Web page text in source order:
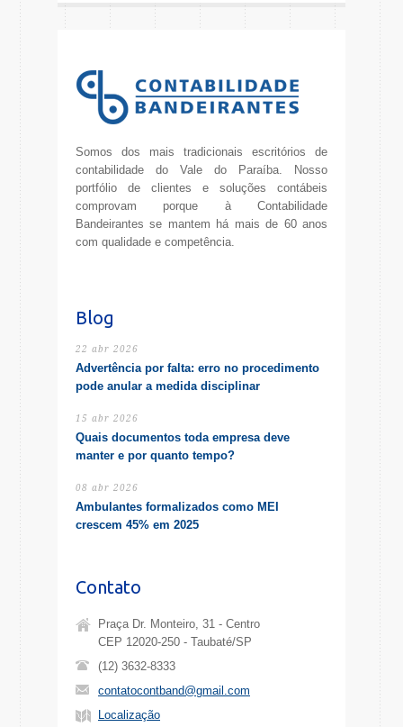
Somos dos mais tradicionais escritórios de
contabilidade do Vale do Paraíba. Nosso
portfólio de clientes e soluções contábeis
comprovam porque à Contabilidade
Bandeirantes se mantem há mais de 60 anos
com qualidade e competência.
Blog
22 abr 2026
Advertência por falta: erro no procedimento
pode anular a medida disciplinar
15 abr 2026
Quais documentos toda empresa deve
manter e por quanto tempo?
08 abr 2026
Ambulantes formalizados como MEI
crescem 45% em 2025
Contato
Praça Dr. Monteiro, 31 - Centro
CEP 12020-250 - Taubaté/SP
(12) 3632-8333
contatocontband@gmail.com
Localização